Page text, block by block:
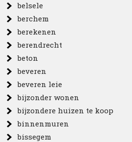
belsele
berchem
berekenen
berendrecht
beton
beveren
beveren leie
bijzonder wonen
bijzondere huizen te koop
binnenmuren
bissegem